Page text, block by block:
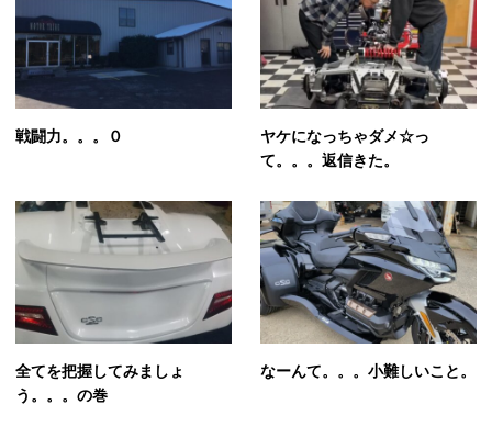
戦闘力。。。０
ヤケになっちゃダメ☆っ
て。。。返信きた。
全てを把握してみましょ
う。。。の巻
なーんて。。。小難しいこと。